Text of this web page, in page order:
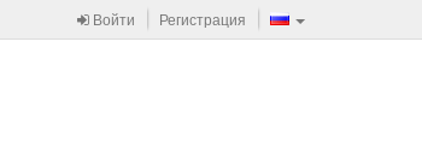
Войти Регистрация